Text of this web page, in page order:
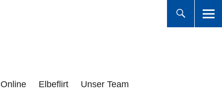
Elbeflirt Unser Team